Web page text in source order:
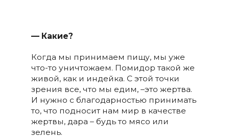
— Какие?
Когда мы принимаем пищу, мы уже
что-то уничтожаем. Помидор такой же
живой, как и индейка. С этой точки
зрения все, что мы едим, –это жертва.
И нужно с благодарностью принимать
то, что подносит нам мир в качестве
жертвы, дара – будь то мясо или
зелень.